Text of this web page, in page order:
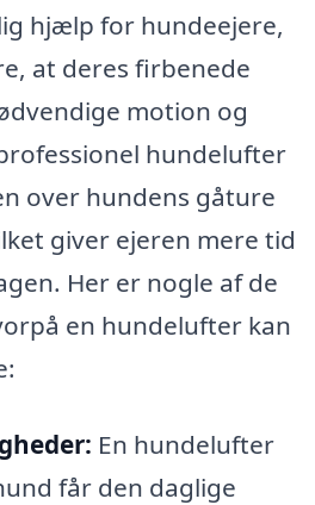
hjælp for hundeejere,
at deres firbenede
motion og
hundelufter
over hundens gåture
giver ejeren mere tid
Her er nogle af de
en hundelufter kan
En hundelufter
får den daglige